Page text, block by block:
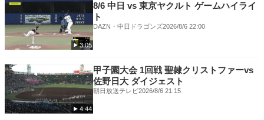
《Paravi》
日本戦全試合ライブ配信！
詳しくはParavi視聴ページまで！→
TVerリアルタイム配信はコチラ →https://bit.ly/3UgRugk
2022世界バレー女子大会HPはこちら
https://www.tbs.co.jp/sebare/
3:05
8/6 中日 vs 東京ヤクルト ゲームハイライ
ト
DAZN・中日ドラゴンズ2026/8/6 22:00
4:44
甲子園大会 1回戦 聖隷クリストファーvs
佐野日大 ダイジェスト
朝日放送テレビ2026/8/6 21:15